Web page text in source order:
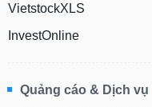
VietstockXLS
InvestOnline
Quảng cáo & Dịch vụ